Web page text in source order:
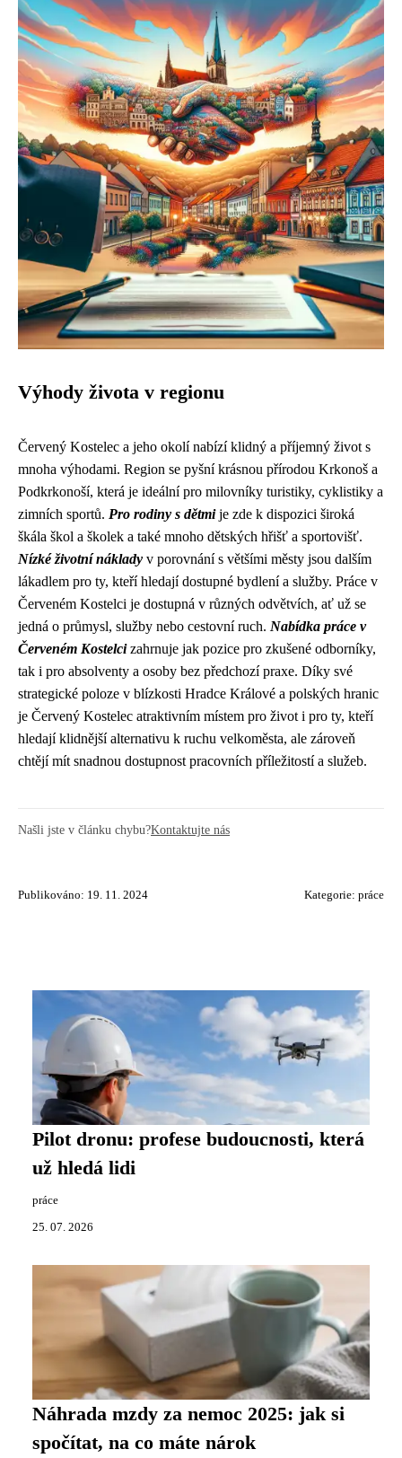
Výhody života v regionu
Červený Kostelec a jeho okolí nabízí klidný a příjemný život s
mnoha výhodami. Region se pyšní krásnou přírodou Krkonoš a
Podkrkonoší, která je ideální pro milovníky turistiky, cyklistiky a
zimních sportů. Pro rodiny s dětmije zde k dispozici široká
škála škol a školek a také mnoho dětských hřišť a sportovišť.
Nízké životní náklady v porovnání s většími městy jsou dalším
lákadlem pro ty, kteří hledají dostupné bydlení a služby. Práce v
Červeném Kostelci je dostupná v různých odvětvích, ať už se
jedná o průmysl, služby nebo cestovní ruch. Nabídka práce v
Červeném Kostelcizahrnuje jak pozice pro zkušené odborníky,
tak i pro absolventy a osoby bez předchozí praxe. Díky své
strategické poloze v blízkosti Hradce Králové a polských hranic
je Červený Kostelec atraktivním místem pro život i pro ty, kteří
hledají klidnější alternativu k ruchu velkoměsta, ale zároveň
chtějí mít snadnou dostupnost pracovních příležitostí a služeb.
Našli jste v článku chybu?Kontaktujte nás
Publikováno: 19. 11. 2024 Kategorie: práce
Pilot dronu: profese budoucnosti, která
už hledá lidi
práce
25. 07. 2026
Náhrada mzdy za nemoc 2025: jak si
spočítat, na co máte nárok